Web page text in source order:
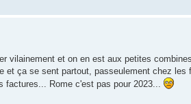
vilainement et on en est aux petites
ça se sent partout, passeulement chez les
factures... Rome c'est pas pour 2023...